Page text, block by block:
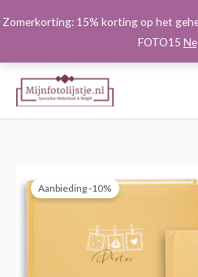
Zomerkorting: 15% korting op het
FOTO15
naar
Aanbieding -10%